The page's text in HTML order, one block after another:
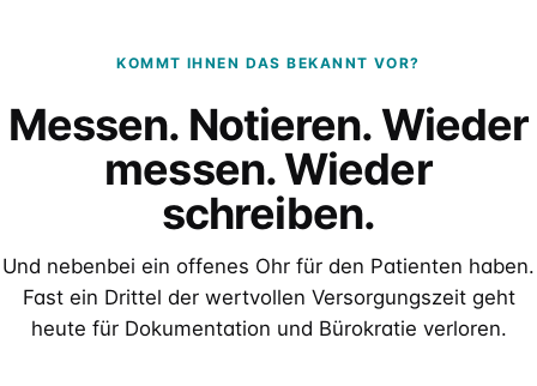
KOMMT IHNEN DAS BEKANNT VOR?
Messen. Notieren. Wieder
messen. Wieder
schreiben.
Und nebenbei ein offenes Ohr für den Patienten haben.
Fast ein Drittel der wertvollen Versorgungszeit geht
heute für Dokumentation und Bürokratie verloren.